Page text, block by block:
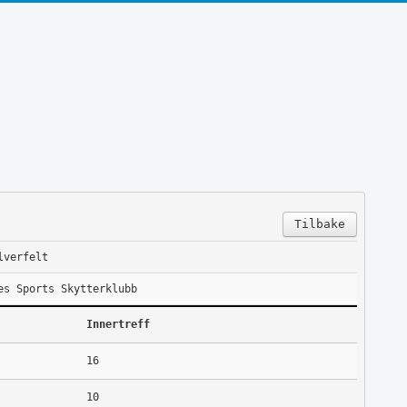
Tilbake
Sports Skytterklubb
Innertreff
16
10